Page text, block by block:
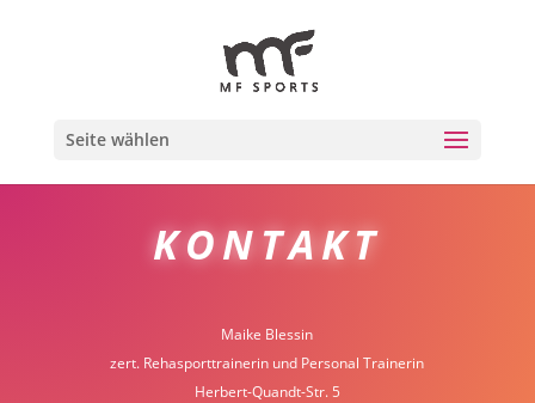
Seite wählen
KONTAKT
Maike Blessin
zert. Rehasporttrainerin und Personal Trainerin
Herbert-Quandt-Str. 5